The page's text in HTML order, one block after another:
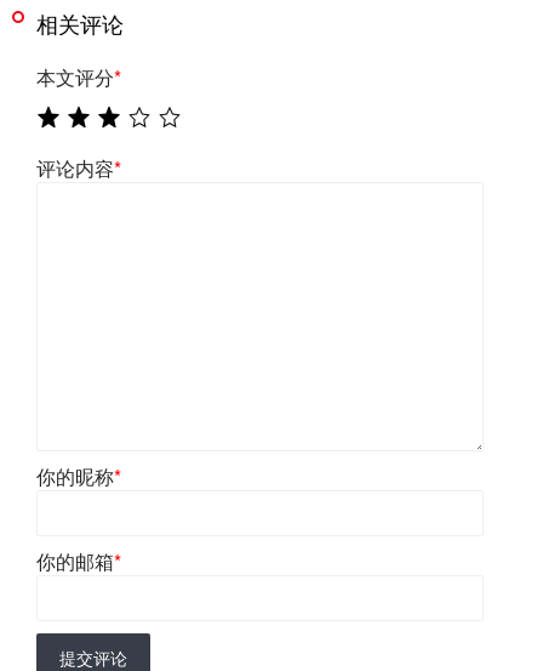
相关评论
本文评分*
评论内容*
你的昵称*
你的邮箱*
提交评论